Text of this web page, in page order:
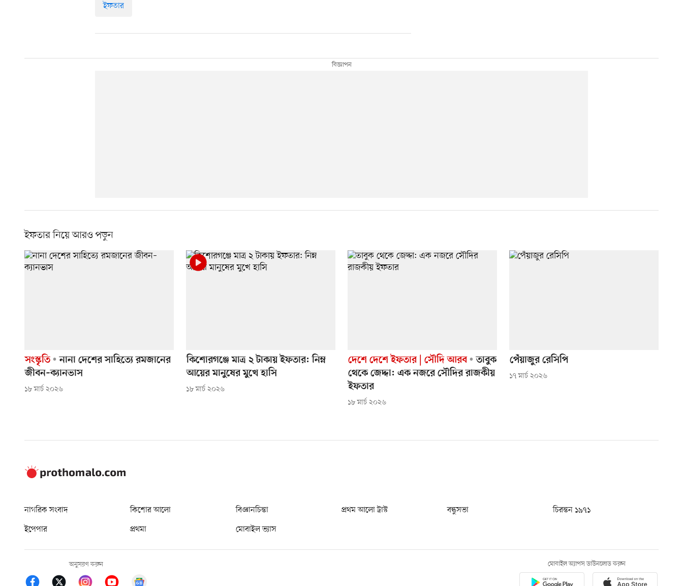
ইফতার
ইফতার নিয়ে আরও পড়ুন
সংস্কৃতি
নানা দেশের সাহিত্যে রমজানের
জীবন–ক্যানভাস
১৮ মার্চ ২০২৬
কিশোরগঞ্জে মাত্র ২ টাকায় ইফতার: নিম্ন
আয়ের মানুষের মুখে হাসি
১৮ মার্চ ২০২৬
দেশে দেশে ইফতার | সৌদি আরব
তাবুক
থেকে জেদ্দা: এক নজরে সৌদির রাজকীয়
ইফতার
১৮ মার্চ ২০২৬
পেঁয়াজুর রেসিপি
১৭ মার্চ ২০২৬
নাগরিক সংবাদ কিশোর আলো বিজ্ঞানচিন্তা প্রথম আলো ট্রাস্ট বন্ধুসভা
চিরন্তন ১৯৭১
ইপেপার
প্রথমা মোবাইল ভ্যাস
অনুসরণ করুন মোবাইল অ্যাপস ডাউনলোড করুন